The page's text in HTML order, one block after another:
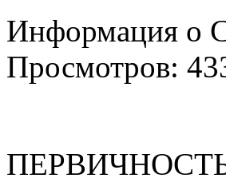
Информация о
Просмотров: